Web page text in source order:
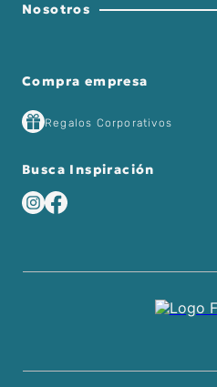
Nosotros
Compra empresa
Regalos Corporativos
Busca Inspiración